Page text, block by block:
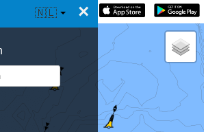
×
🇳🇱